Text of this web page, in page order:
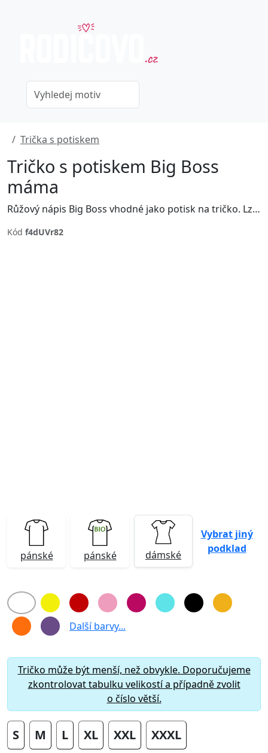
Trička s potiskem
Tričko s potiskem Big Boss
máma
Růžový nápis Big Boss vhodné jako potisk na tričko. Lze zakoupit jako set pro dítě a mámu jako big boss a mini boss.
Kód f4dUVr82
pánské pánské dámské
Vybrat jiný
podklad
Další barvy...
Tričko může být menší, než obvykle. Doporučujeme
zkontrolovat tabulku velikostí a případně zvolit
o číslo větší.
S M L XL XXL XXXL